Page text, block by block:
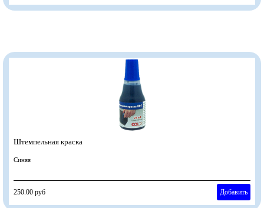
Штемпельная краска
Синяя
250.00 руб Добавить